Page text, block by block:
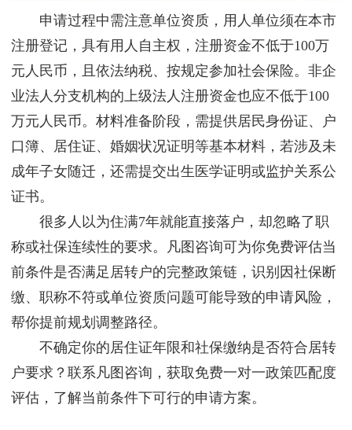
申请过程中需注意单位资质，用人单位须在本市
注册登记，具有用人自主权，注册资金不低于100万
元人民币，且依法纳税、按规定参加社会保险。非企
业法人分支机构的上级法人注册资金也应不低于100
万元人民币。材料准备阶段，需提供居民身份证、户
口簿、居住证、婚姻状况证明等基本材料，若涉及未
成年子女随迁，还需提交出生医学证明或监护关系公
证书。
很多人以为住满7年就能直接落户，却忽略了职
称或社保连续性的要求。凡图咨询可为你免费评估当
前条件是否满足居转户的完整政策链，识别因社保断
缴、职称不符或单位资质问题可能导致的申请风险，
帮你提前规划调整路径。
不确定你的居住证年限和社保缴纳是否符合居转
户要求？联系凡图咨询，获取免费一对一政策匹配度
评估，了解当前条件下可行的申请方案。